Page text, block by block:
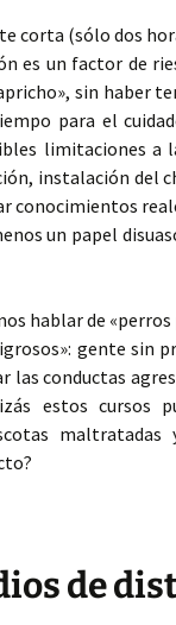
Máster en
del Perro… (2008-
corta (sólo dos
es un factor de
sin haber
para el
limitaciones a
instalación del
conocimientos
un papel
hablar de
gente sin
las conductas
estos cursos
maltratadas
de